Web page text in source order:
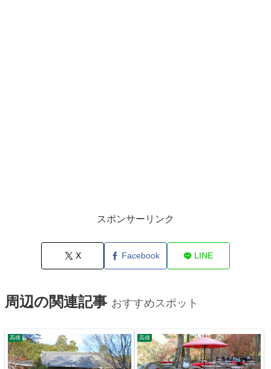
スポンサーリンク
X Facebook LINE
周辺の関連記事 おすすめスポット
高雄 高雄